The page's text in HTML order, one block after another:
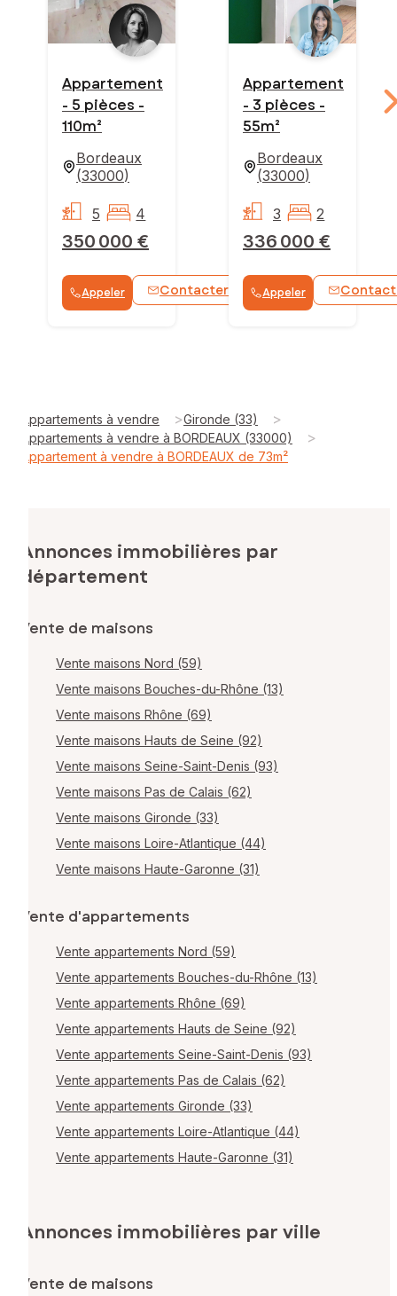
Appartement
- 5 pièces -
110m²
Bordeaux
(33000)
350 000 €
5 4
Appeler Contacter WhatsApp
Appartement
- 3 pièces -
55m²
Bordeaux
(33000)
336 000 €
3 2
Appeler
Appartements à vendre >Gironde (33) >
Appartements à vendre à BORDEAUX (33000) >
Appartement à vendre à BORDEAUX de 73m²
Annonces immobilières par
département
Vente de maisons
Vente maisons Nord (59)
Vente maisons Bouches-du-Rhône (13)
Vente maisons Rhône (69)
Vente maisons Hauts de Seine (92)
Vente maisons Seine-Saint-Denis (93)
Vente maisons Pas de Calais (62)
Vente maisons Gironde (33)
Vente maisons Loire-Atlantique (44)
Vente maisons Haute-Garonne (31)
Vente d'appartements
Vente appartements Nord (59)
Vente appartements Bouches-du-Rhône (13)
Vente appartements Rhône (69)
Vente appartements Hauts de Seine (92)
Vente appartements Seine-Saint-Denis (93)
Vente appartements Pas de Calais (62)
Vente appartements Gironde (33)
Vente appartements Loire-Atlantique (44)
Vente appartements Haute-Garonne (31)
Annonces immobilières par ville
Vente de maisons